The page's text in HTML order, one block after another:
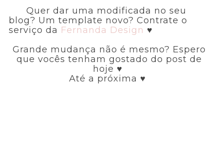
Quer dar uma modificada no seu
blog? Um template novo? Contrate o
serviço da Fernanda Design ♥
Grande mudança não é mesmo? Espero
que vocês tenham gostado do post de
hoje ♥
Até a próxima ♥